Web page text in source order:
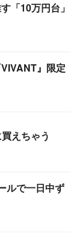
「10万円台」
』限定
えちゃう
ルで一日中ず